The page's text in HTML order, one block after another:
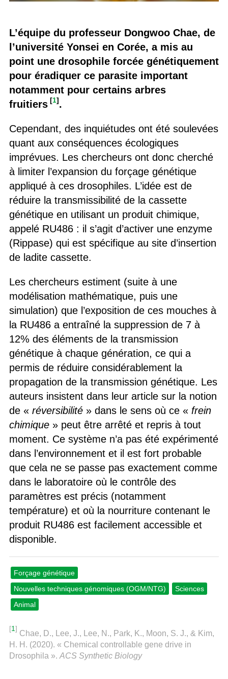
L’équipe du professeur Dongwoo Chae, de
l’université Yonsei en Corée, a mis au
point une drosophile forcée génétiquement
pour éradiquer ce parasite important
notamment pour certains arbres
fruitiers [1].
Cependant, des inquiétudes ont été soulevées
quant aux conséquences écologiques
imprévues. Les chercheurs ont donc cherché
à limiter l’expansion du forçage génétique
appliqué à ces drosophiles. L’idée est de
réduire la transmissibilité de la cassette
génétique en utilisant un produit chimique,
appelé RU486 : il s’agit d’activer une enzyme
(Rippase) qui est spécifique au site d’insertion
de ladite cassette.
Les chercheurs estiment (suite à une
modélisation mathématique, puis une
simulation) que l’exposition de ces mouches à
la RU486 a entraîné la suppression de 7 à
12% des éléments de la transmission
génétique à chaque génération, ce qui a
permis de réduire considérablement la
propagation de la transmission génétique. Les
auteurs insistent dans leur article sur la notion
de « réversibilité» dans le sens où ce « frein
chimique» peut être arrêté et repris à tout
moment. Ce système n’a pas été expérimenté
dans l’environnement et il est fort probable
que cela ne se passe pas exactement comme
dans le laboratoire où le contrôle des
paramètres est précis (notamment
température) et où la nourriture contenant le
produit RU486 est facilement accessible et
disponible.
Forçage génétique
Nouvelles techniques génomiques (OGM/NTG)
Sciences
Animal
[1]
Chae, D., Lee, J., Lee, N., Park, K., Moon, S. J., & Kim,
H. H. (2020). « Chemical controllable gene drive in
Drosophila ». ACS Synthetic Biology